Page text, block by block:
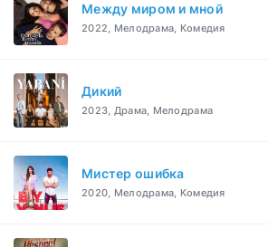
Между миром и мной
2022, Мелодрама, Комедия
Дикий
2023, Драма, Мелодрама
Мистер ошибка
2020, Мелодрама, Комедия